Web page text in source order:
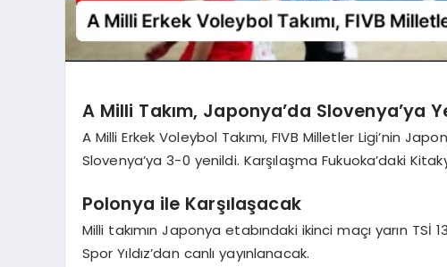
A Milli Takım, Japonya’da Slovenya’ya
A Milli Erkek Voleybol Takımı, FIVB Milletler Ligi’nin
Slovenya’ya 3-0 yenildi. Karşılaşma Fukuoka’daki
Polonya ile Karşılaşacak
Milli takımın Japonya etabındaki ikinci maçı yarın
Spor Yıldız’dan canlı yayınlanacak.